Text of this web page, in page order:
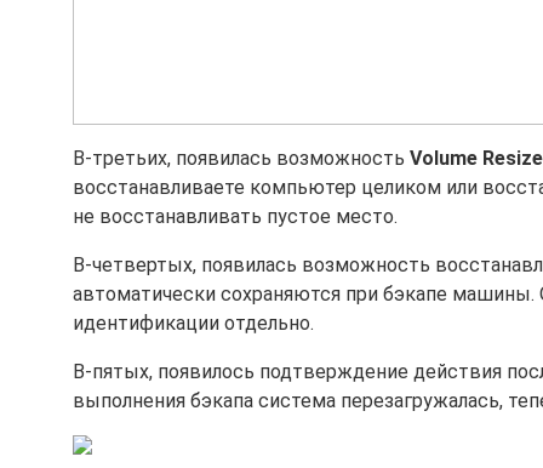
В-третьих, появилась возможность Volume Resize
восстанавливаете компьютер целиком или
не восстанавливать пустое место.
В-четвертых, появилась возможность
автоматически сохраняются при бэкапе
идентификации отдельно.
В-пятых, появилось подтверждение действия
выполнения бэкапа система перезагружалась,